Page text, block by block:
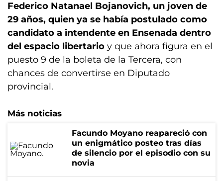
Federico Natanael Bojanovich, un joven de
29 años, quien ya se había postulado como
candidato a intendente en Ensenada dentro
del espacio libertario y que ahora figura en el
puesto 9 de la boleta de la Tercera, con
chances de convertirse en Diputado
provincial.
Más noticias
Facundo Moyano reapareció con
un enigmático posteo tras días
de silencio por el episodio con su
novia